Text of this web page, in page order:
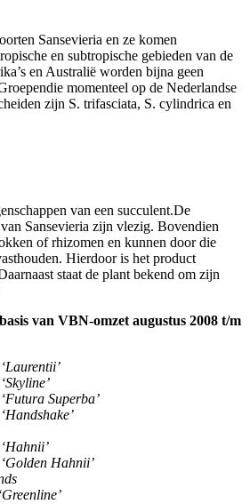
Sansevieria en ze komen
en subtropische gebieden van de
en Australië worden bijna geen
momenteel op de Nederlandse
zijn S. trifasciata, S. cylindrica en
van een succulent.De
Sansevieria zijn vlezig. Bovendien
of rhizomen en kunnen door die
Hierdoor is het product
staat de plant bekend om zijn
van VBN-omzet augustus 2008 t/m
Superba’
Hahnii’